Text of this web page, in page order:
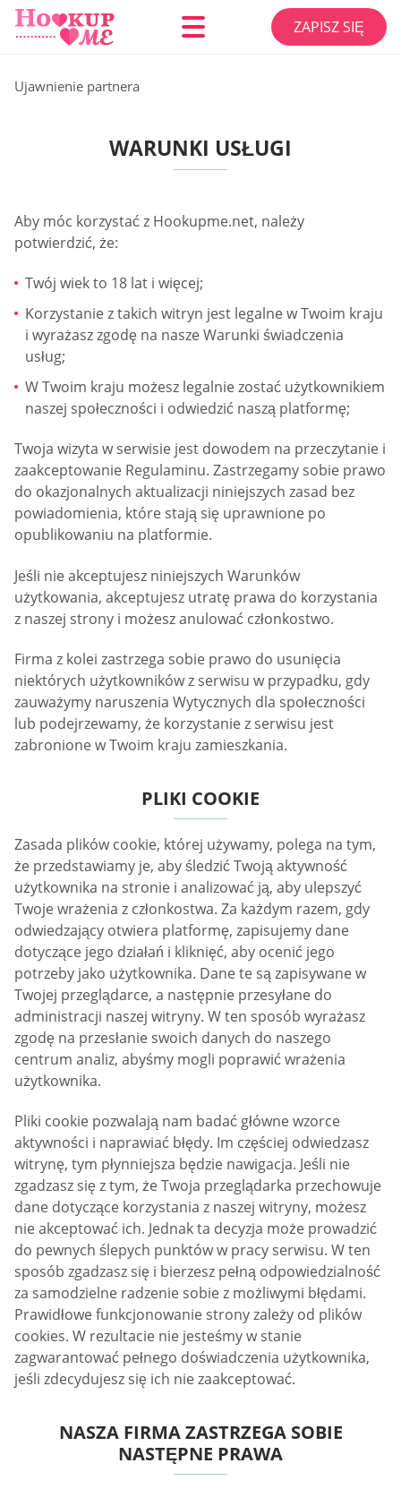
ZAPISZ SIĘ
Ujawnienie partnera
WARUNKI USŁUGI
Aby móc korzystać z Hookupme.net, należy
potwierdzić, że:
Twój wiek to 18 lat i więcej;
Korzystanie z takich witryn jest legalne w Twoim kraju
i wyrażasz zgodę na nasze Warunki świadczenia
usług;
W Twoim kraju możesz legalnie zostać użytkownikiem
naszej społeczności i odwiedzić naszą platformę;
Twoja wizyta w serwisie jest dowodem na przeczytanie i
zaakceptowanie Regulaminu. Zastrzegamy sobie prawo
do okazjonalnych aktualizacji niniejszych zasad bez
powiadomienia, które stają się uprawnione po
opublikowaniu na platformie.
Jeśli nie akceptujesz niniejszych Warunków
użytkowania, akceptujesz utratę prawa do korzystania
z naszej strony i możesz anulować członkostwo.
Firma z kolei zastrzega sobie prawo do usunięcia
niektórych użytkowników z serwisu w przypadku, gdy
zauważymy naruszenia Wytycznych dla społeczności
lub podejrzewamy, że korzystanie z serwisu jest
zabronione w Twoim kraju zamieszkania.
PLIKI COOKIE
Zasada plików cookie, której używamy, polega na tym,
że przedstawiamy je, aby śledzić Twoją aktywność
użytkownika na stronie i analizować ją, aby ulepszyć
Twoje wrażenia z członkostwa. Za każdym razem, gdy
odwiedzający otwiera platformę, zapisujemy dane
dotyczące jego działań i kliknięć, aby ocenić jego
potrzeby jako użytkownika. Dane te są zapisywane w
Twojej przeglądarce, a następnie przesyłane do
administracji naszej witryny. W ten sposób wyrażasz
zgodę na przesłanie swoich danych do naszego
centrum analiz, abyśmy mogli poprawić wrażenia
użytkownika.
Pliki cookie pozwalają nam badać główne wzorce
aktywności i naprawiać błędy. Im częściej odwiedzasz
witrynę, tym płynniejsza będzie nawigacja. Jeśli nie
zgadzasz się z tym, że Twoja przeglądarka przechowuje
dane dotyczące korzystania z naszej witryny, możesz
nie akceptować ich. Jednak ta decyzja może prowadzić
do pewnych ślepych punktów w pracy serwisu. W ten
sposób zgadzasz się i bierzesz pełną odpowiedzialność
za samodzielne radzenie sobie z możliwymi błędami.
Prawidłowe funkcjonowanie strony zależy od plików
cookies. W rezultacie nie jesteśmy w stanie
zagwarantować pełnego doświadczenia użytkownika,
jeśli zdecydujesz się ich nie zaakceptować.
NASZA FIRMA ZASTRZEGA SOBIE
NASTĘPNE PRAWA